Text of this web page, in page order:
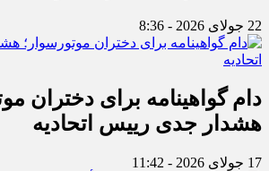
22 جولای 2026 - 8:36
دام گواهینامه برای دختران
هشدار جدی رییس اتحادیه
17 جولای 2026 - 11:42